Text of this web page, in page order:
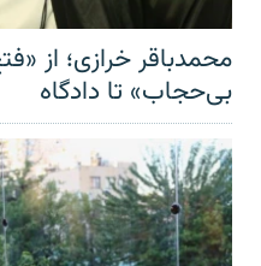
محمدباقر خرازی؛ از
بی‌حجاب» تا دادگاه